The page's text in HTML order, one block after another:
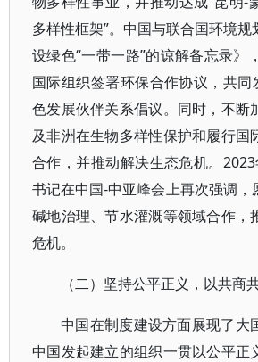
多样性框架”。中国与联合国环境
设绿色“一带一路”的谅解备忘录》
国际组织签署环保合作协议，共同
色发展伙伴关系倡议。同时，不断
及非洲在生物多样性保护和履行国
合作，并推动解决生态危机。
书记在中国-中亚峰会上再次强调，
碱地治理、节水灌溉等领域合作，
危机。
（二）坚持公平正义，以共商
中国在制度建设方面展现了大
中国发起建立的组织一贯以公平正